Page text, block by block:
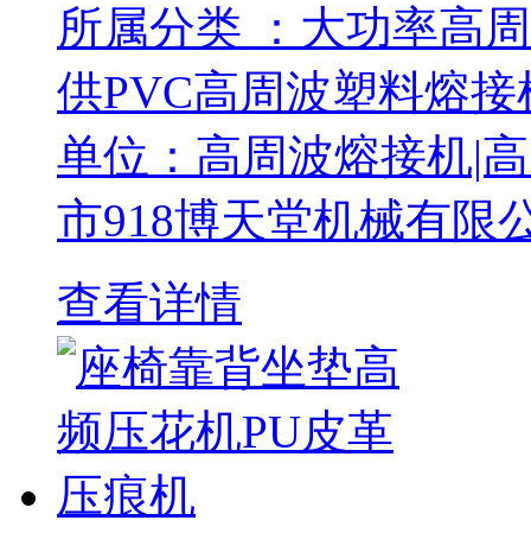
所属分类 ：大功率高
供PVC高周波塑料熔
单位：高周波熔接机|
市918博天堂机械有
查看详情